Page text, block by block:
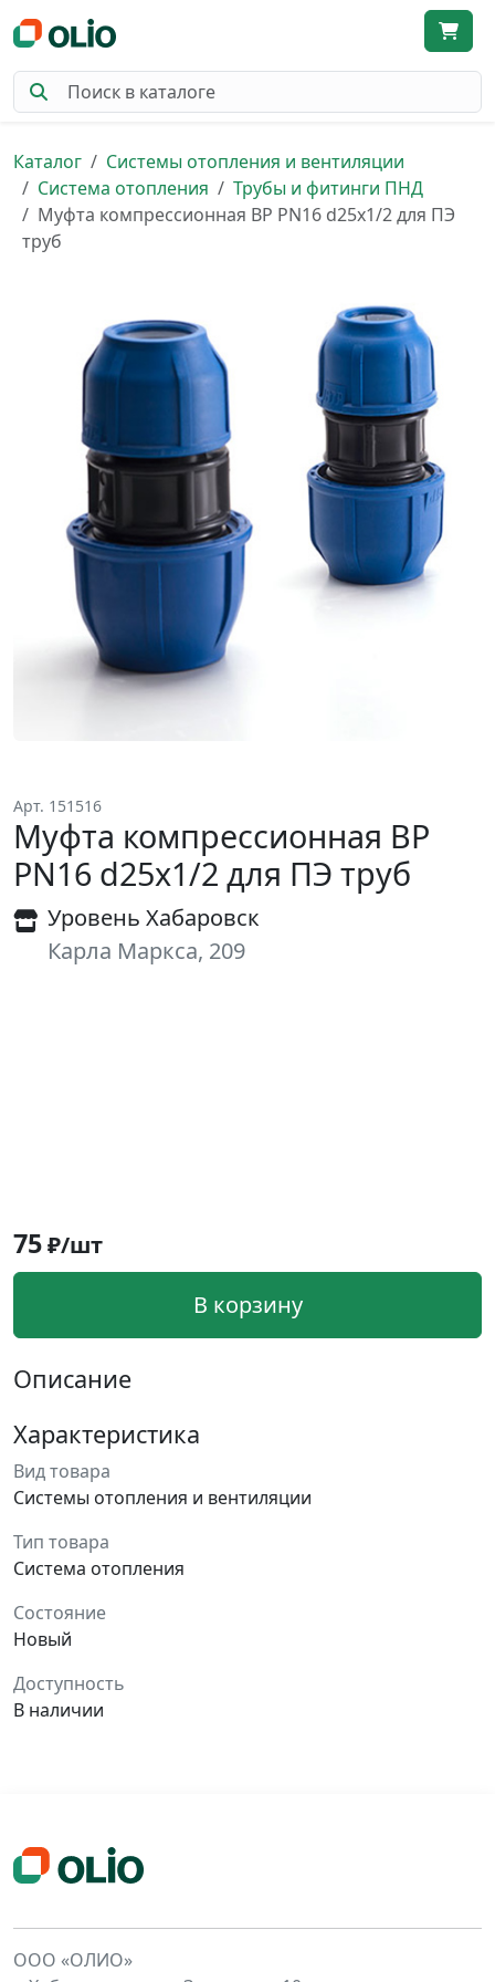
Каталог
Системы отопления и вентиляции
Система отопления
Трубы и фитинги ПНД
Муфта компрессионная ВР PN16 d25х1/2 для ПЭ
труб
Арт. 151516
Муфта компрессионная ВР
PN16 d25х1/2 для ПЭ труб
Уровень Хабаровск
Карла Маркса, 209
75₽/шт
В корзину
Описание
Характеристика
Вид товара
Системы отопления и вентиляции
Тип товара
Система отопления
Состояние
Новый
Доступность
В наличии
ООО «ОЛИО»